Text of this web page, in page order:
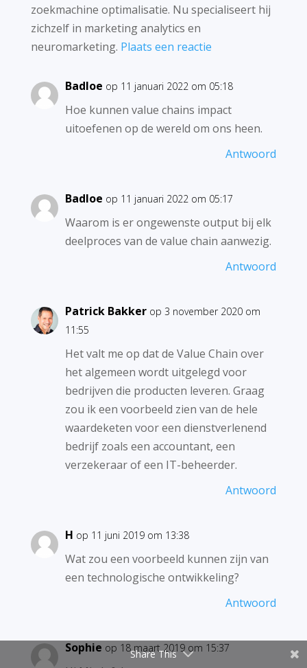
zoekmachine optimalisatie. Nu specialiseert hij
zichzelf in marketing analytics en
neuromarketing. Plaats een reactie
Badloe op 11 januari 2022 om 05:18
Hoe kunnen value chains impact
uitoefenen op de wereld om ons heen.
Antwoord
Badloe op 11 januari 2022 om 05:17
Waarom is er ongewenste output bij elk
deelproces van de value chain aanwezig.
Antwoord
Patrick Bakker op 3 november 2020 om
11:55
Het valt me op dat de Value Chain over
het algemeen wordt uitgelegd voor
bedrijven die producten leveren. Graag
zou ik een voorbeeld zien van de hele
waardeketen voor een dienstverlenend
bedrijf zoals een accountant, een
verzekeraar of een IT-beheerder.
Antwoord
H op 11 juni 2019 om 13:38
Wat zou een voorbeeld kunnen zijn van
een technologische ontwikkeling?
Antwoord
Sophie op 18 maart 2019 om 15:37
Share This